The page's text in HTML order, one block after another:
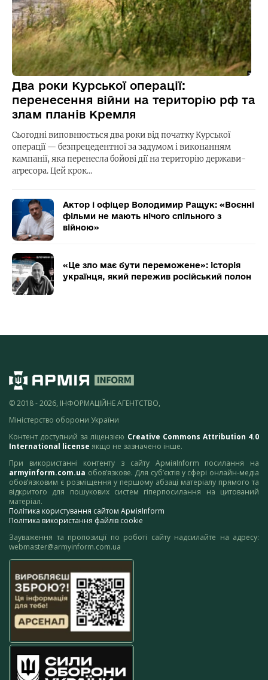
Два роки Курської операції:
перенесення війни на територію рф та
злам планів Кремля
Сьогодні виповнюється два роки від початку Курської
операції — безпрецедентної за задумом і виконанням
кампанії, яка перенесла бойові дії на територію держави-
агресора. Цей крок…
Актор і офіцер Володимир Ращук: «Воєнні
фільми не мають нічого спільного з
війною»
«Це зло має бути переможене»: історія
українця, який пережив російський полон
© 2018 - 2026, ІНФОРМАЦІЙНЕ АГЕНТСТВО,
Міністерство оборони України
Контент доступний за ліцензією Creative Commons Attribution 4.0
International license якщо не зазначено інше.
При використанні контенту з сайту АрміяInform посилання на
armyinform.com.ua обов’язкове. Для суб’єктів у сфері онлайн-медіа
обов’язковим є розміщення у першому абзаці матеріалу прямого та
відкритого для пошукових систем гіперпосилання на цитований
матеріал.
Політика користування сайтом АрміяInform
Політика використання файлів cookie
Зауваження та пропозиції по роботі сайту надсилайте на адресу:
webmaster@armyinform.com.ua